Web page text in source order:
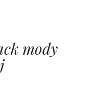
mody